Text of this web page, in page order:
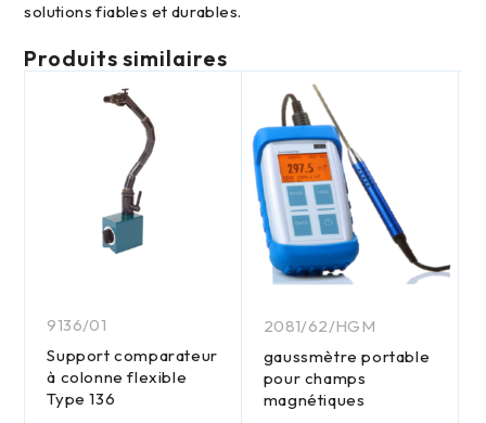
solutions fiables et durables.
Produits similaires
9136/01
Support comparateur
à colonne flexible
Type 136
2081/62/HGM
gaussmètre portable
pour champs
magnétiques